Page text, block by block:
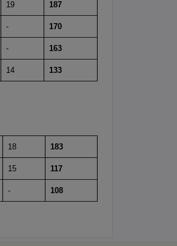
19 187
- 170
- 163
14 133
18 183
15 117
- 108